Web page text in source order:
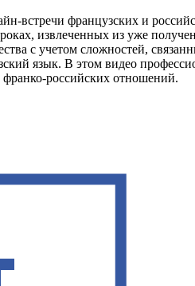
встречи французских и
извлеченных из уже
с учетом сложностей,
язык. В этом видео
российских отношений.